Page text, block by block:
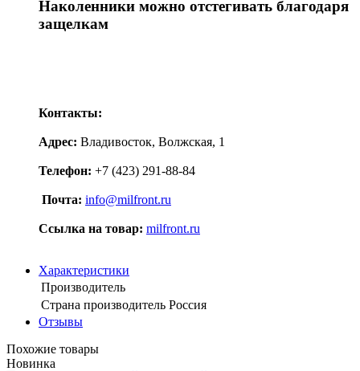
Наколенники можно отстегивать благодаря
защелкам
Контакты:
Адрес: Владивосток, Волжская, 1
Телефон: +7 (423) 291-88-84
Почта: info@milfront.ru
Ссылка на товар: milfront.ru
Характеристики
Производитель
Страна производитель Россия
Отзывы
Похожие товары
Новинка